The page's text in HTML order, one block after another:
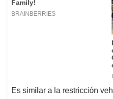
Es similar a la restricción